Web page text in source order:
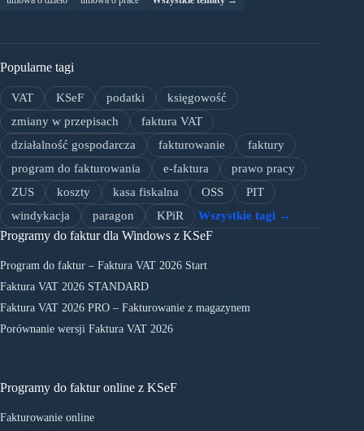
Popularne tagi
VAT KSeF podatki
księgowość
zmiany w przepisach
faktura VAT
działalność gospodarcza
fakturowanie
faktury
program do fakturowania
e-faktura
prawo pracy
ZUS
koszty kasa fiskalna OSS
PIT
windykacja
paragon KPiR Wszystkie tagi →
Programy do faktur dla Windows z KSeF
Program do faktur – Faktura VAT 2026 Start
Faktura VAT 2026 STANDARD
Faktura VAT 2026 PRO – Fakturowanie z magazynem
Porównanie wersji Faktura VAT 2026
Programy do faktur online z KSeF
Fakturowanie online